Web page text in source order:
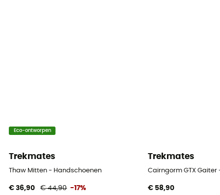
Eco-ontworpen
Trekmates
Thaw Mitten - Handschoenen
€ 36,90 € 44,90 -17%
Trekmates
Cairngorm GTX
€ 58,90